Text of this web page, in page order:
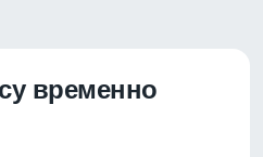
временно